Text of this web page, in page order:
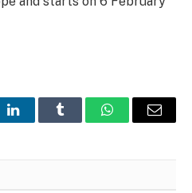
LinkedInTumblr WhatsAppEmail